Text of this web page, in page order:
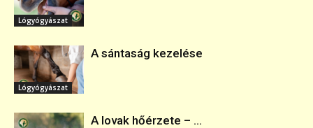
Lógyógyászat
Lógyógyászat
A sántaság kezelése
A lovak hőérzete – ...